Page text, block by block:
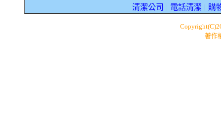
清潔公司 電話清潔 購
著作